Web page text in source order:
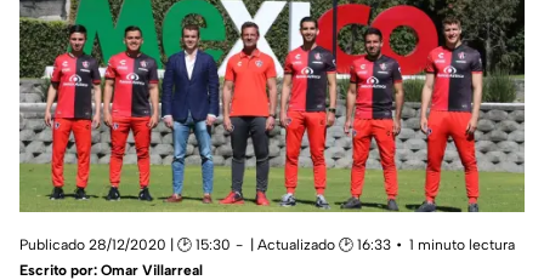
Publicado 28/12/2020 | 🕑 15:30 | Actualizado 🕑 16:33
1 minuto lectura
Escrito por: Omar Villarreal